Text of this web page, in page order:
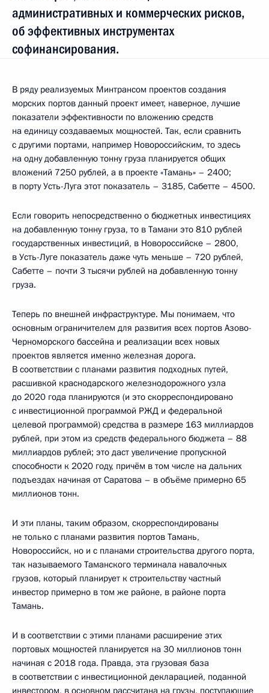
административных и коммерческих рисков,
об эффективных инструментах
софинансирования.
В ряду реализуемых Минтрансом проектов создания
морских портов данный проект имеет, наверное, лучшие
показатели эффективности по вложению средств
на единицу создаваемых мощностей. Так, если сравнить
с другими портами, например Новороссийским, то здесь
на одну добавленную тонну груза планируется общих
вложений 7250 рублей, а в проекте «Тамань» – 2400;
в порту Усть-Луга этот показатель – 3185, Сабетте – 4500.
Если говорить непосредственно о бюджетных инвестициях
на добавленную тонну груза, то в Тамани это 810 рублей
государственных инвестиций, в Новороссийске – 2800,
в Усть-Луге показатель даже чуть меньше – 720 рублей,
Сабетте – почти 3 тысячи рублей на добавленную тонну
груза.
Теперь по внешней инфраструктуре. Мы понимаем, что
основным ограничителем для развития всех портов Азово-
Черноморского бассейна и реализации всех новых
проектов является именно железная дорога.
В соответствии с планами развития подходных путей,
расшивкой краснодарского железнодорожного узла
до 2020 года планируются (и это скорреспондировано
с инвестиционной программой РЖД и федеральной
целевой программой) средства в размере 163 миллиардов
рублей, при этом из средств федерального бюджета – 88
миллиардов рублей; это даст увеличение пропускной
способности к 2020 году, причём в том числе на дальних
подъездах начиная от Саратова – в объёме примерно 65
миллионов тонн.
И эти планы, таким образом, скорреспондированы
не только с планами развития портов Тамань,
Новороссийск, но и с планами строительства другого порта,
так называемого Таманского терминала навалочных
грузов, который планирует к строительству частный
инвестор примерно в том же районе, в районе порта
Тамань.
И в соответствии с этими планами расширение этих
портовых мощностей планируется на 30 миллионов тонн
начиная с 2018 года. Правда, эта грузовая база
в соответствии с инвестиционной декларацией, поданной
инвестором, в основном рассчитана на грузы, поступающие